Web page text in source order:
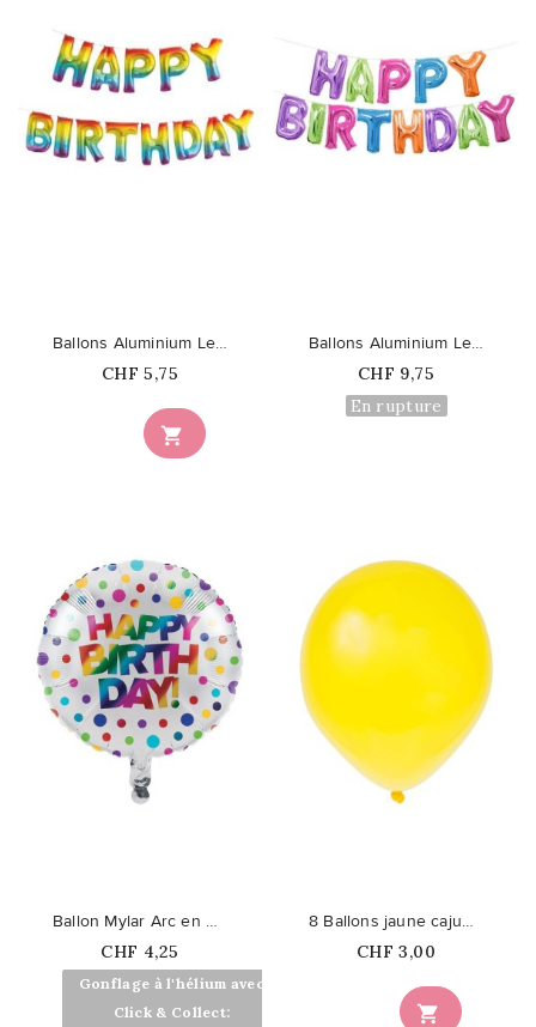

Ballons Aluminium Lettres Happy...
Prix
CHF 5,75
Ballons Aluminium Lettres Happy...
Prix
CHF 9,75
En rupture
Gonflage à l'hélium avec
Click & Collect:
Ballon Mylar Arc en Ciel Métallisé
Prix
CHF 4,25
En rupture

8 Ballons jaune cajun nacré
Prix
CHF 3,00